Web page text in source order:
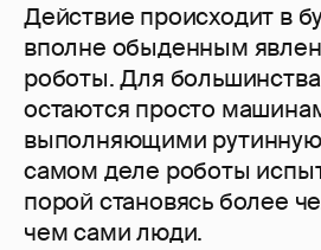
Действие происходит в
вполне обыденным
роботы. Для
остаются просто
выполняющими рутинную
самом деле роботы
порой становясь более
чем сами люди.